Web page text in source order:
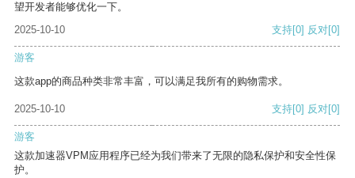
望开发者能够优化一下。
2025-10-10
支持[0] 反对[0]
游客
这款app的商品种类非常丰富，可以满足我所有的购物需求。
2025-10-10 支持[0] 反对[0]
游客
这款加速器VPM应用程序已经为我们带来了无限的隐私保护和安全性保
护。